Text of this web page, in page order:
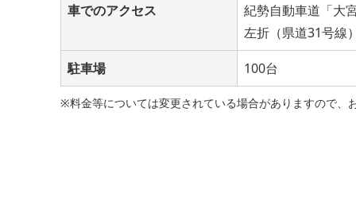
車でのアクセス
紀勢自動車道「大
左折（県道31号線
駐車場 100台
※料金等については変更されている場合がありますので、